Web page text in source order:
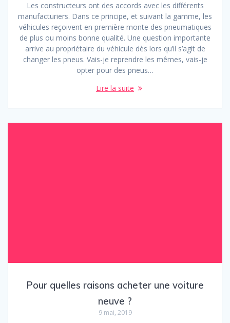
Les constructeurs ont des accords avec les différents
manufacturiers. Dans ce principe, et suivant la gamme, les
véhicules reçoivent en première monte des pneumatiques
de plus ou moins bonne qualité. Une question importante
arrive au propriétaire du véhicule dès lors qu’il s’agit de
changer les pneus. Vais-je reprendre les mêmes, vais-je
opter pour des pneus…
Lire la suite
Pour quelles raisons acheter une voiture
neuve ?
9 mai, 2019